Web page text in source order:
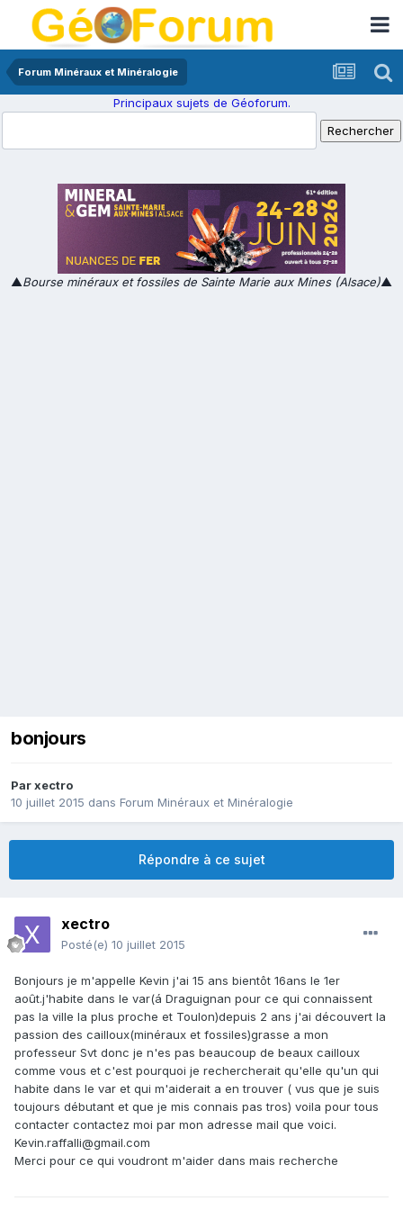
Forum Minéraux et Minéralogie
Principaux sujets de Géoforum.
▲Bourse minéraux et fossiles de Sainte Marie aux Mines (Alsace)▲
bonjours
Parxectro
10 juillet 2015 dans Forum Minéraux et Minéralogie
Répondre à ce sujet
xectro
Posté(e) 10 juillet 2015
Bonjours je m'appelle Kevin j'ai 15 ans bientôt 16ans le 1er
août.j'habite dans le var(á Draguignan pour ce qui connaissent
pas la ville la plus proche et Toulon)depuis 2 ans j'ai découvert la
passion des cailloux(minéraux et fossiles)grasse a mon
professeur Svt donc je n'es pas beaucoup de beaux cailloux
comme vous et c'est pourquoi je rechercherait qu'elle qu'un qui
habite dans le var et qui m'aiderait a en trouver ( vus que je suis
toujours débutant et que je mis connais pas tros) voila pour tous
contacter contactez moi par mon adresse mail que voici.
Kevin.raffalli@gmail.com
Merci pour ce qui voudront m'aider dans mais recherche